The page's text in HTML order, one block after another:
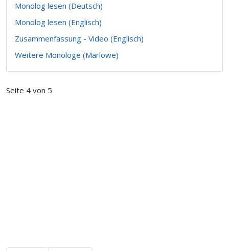
Monolog lesen (Deutsch)
Monolog lesen (Englisch)
Zusammenfassung - Video (Englisch)
Weitere Monologe (Marlowe)
Seite 4 von 5